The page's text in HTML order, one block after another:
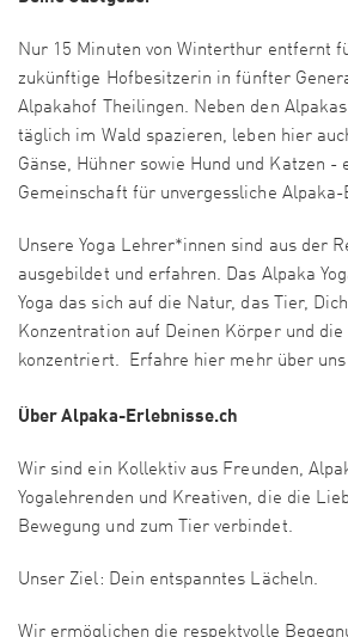
Nur 15 Minuten von Winterthur entfernt
zukünftige Hofbesitzerin in fünfter
Alpakahof Theilingen. Neben den
täglich im Wald spazieren, leben hier
Gänse, Hühner sowie Hund und Katzen -
Gemeinschaft für unvergessliche Alpaka-
Unsere Yoga Lehrer*innen sind aus der
ausgebildet und erfahren. Das Alpaka
Yoga das sich auf die Natur, das Tier,
Konzentration auf Deinen Körper und die
konzentriert. Erfahre hier mehr über uns
Über Alpaka-Erlebnisse.ch
Wir sind ein Kollektiv aus Freunden,
Yogalehrenden und Kreativen, die die
Bewegung und zum Tier verbindet.
Unser Ziel: Dein entspanntes Lächeln.
Wir ermöglichen die respektvolle